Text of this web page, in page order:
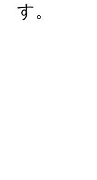
す。